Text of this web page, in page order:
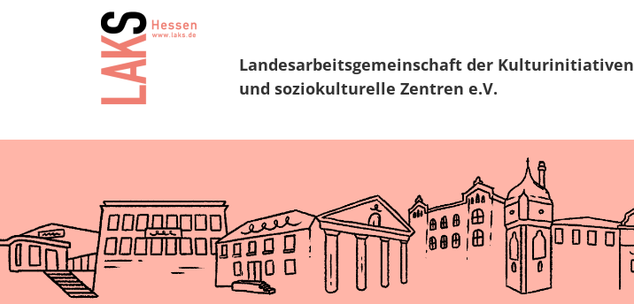
Landesarbeitsgemeinschaft der Kulturinitiativen
und soziokulturelle Zentren e.V.